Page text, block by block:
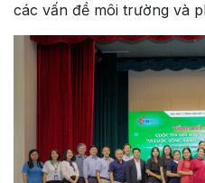
các vấn đề môi trường và